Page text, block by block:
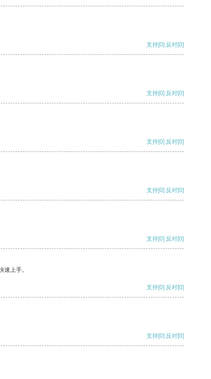
支持[0] 反对[0]
支持[0] 反对[0]
支持[0] 反对[0]
支持[0] 反对[0]
支持[0] 反对[0]
上手。
支持[0] 反对[0]
支持[0] 反对[0]